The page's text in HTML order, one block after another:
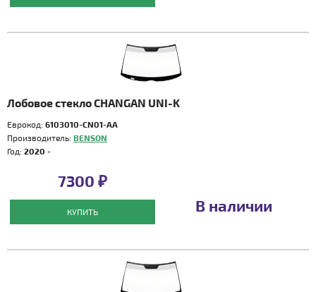
Лобовое стекло CHANGAN UNI-K
Еврокод: 6103010-CN01-AA
Производитель: BENSON
Год: 2020 -
7300 ₽
КУПИТЬ В наличии